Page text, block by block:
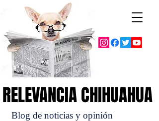
Blog de noticias y opinión
RELEVANCIA CHIHUAHUA
RELEVANCIA CHIHUAHUA